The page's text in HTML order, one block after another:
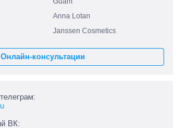
Anna Lotan
Janssen Cosmetics
Онлайн-консультации
ВК: